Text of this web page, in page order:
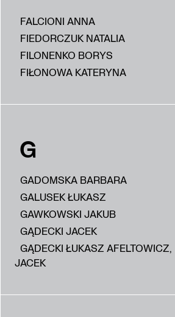
FALCIONI ANNA
FIEDORCZUK NATALIA
FILONENKO BORYS
FIŁONOWA KATERYNA
G
GADOMSKA BARBARA
GALUSEK ŁUKASZ
GAWKOWSKI JAKUB
GĄDECKI JACEK
GĄDECKI ŁUKASZ AFELTOWICZ,
JACEK